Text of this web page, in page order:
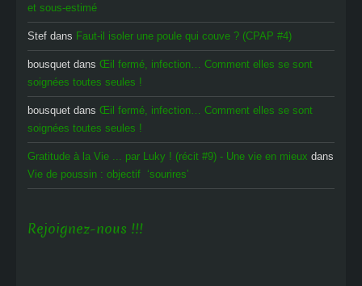
et sous-estimé
Stef dans Faut-il isoler une poule qui couve ? (CPAP #4)
bousquet dans Œil fermé, infection… Comment elles se sont
soignées toutes seules !
bousquet dans Œil fermé, infection… Comment elles se sont
soignées toutes seules !
Gratitude à la Vie ... par Luky ! (récit #9) - Une vie en mieux dans
Vie de poussin : objectif ‘sourires’
Rejoignez-nous !!!